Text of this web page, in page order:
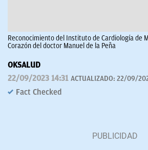
Reconocimiento del Instituto de Cardiología de
Corazón del doctor Manuel de la Peña
OKSALUD
22/09/2023 14:31 ACTUALIZADO: 22/09/
Fact Checked